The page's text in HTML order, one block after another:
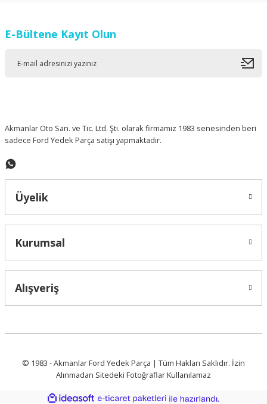
Ürün resmi kalitesiz, bozuk veya görüntülenemiyor.
E-Bültene Kayıt Olun
Akmanlar Oto San. ve Tic. Ltd. Şti. olarak firmamız 1983 senesinden beri
sadece Ford Yedek Parça satışı yapmaktadır.
Üyelik
Kurumsal
Alışveriş
© 1983 - Akmanlar Ford Yedek Parça | Tüm Hakları Saklıdır. İzin
Alınmadan Sitedeki Fotoğraflar Kullanılamaz
ideasoft e-